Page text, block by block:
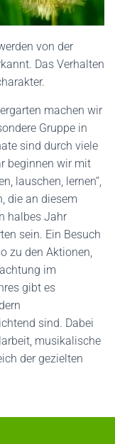
von der
Das Verhalten
machen wir
Gruppe in
sind durch viele
beginnen wir mit
lauschen, lernen“,
die an diesem
halbes Jahr
sein. Ein Besuch
zu den Aktionen,
im
gibt es
sind. Dabei
musikalische
der gezielten